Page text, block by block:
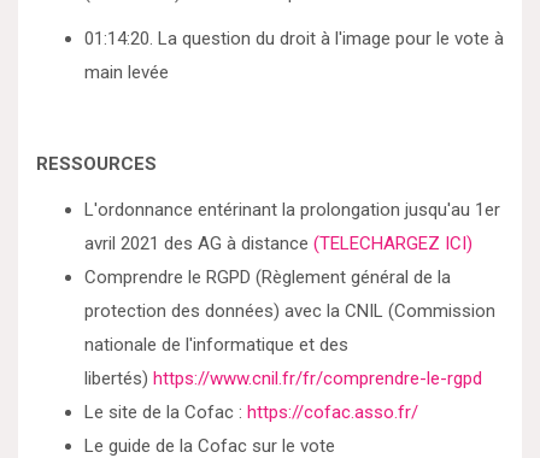
01:14:20. La question du droit à l'image pour le vote à
main levée
RESSOURCES
L'ordonnance entérinant la prolongation jusqu'au 1er
avril 2021 des AG à distance (TELECHARGEZ ICI)
Comprendre le RGPD (Règlement général de la
protection des données) avec la CNIL (Commission
nationale de l'informatique et des
libertés) https://www.cnil.fr/fr/comprendre-le-rgpd
Le site de la Cofac : https://cofac.asso.fr/
Le guide de la Cofac sur le vote